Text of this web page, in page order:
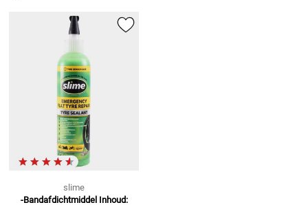
slime
-Bandafdichtmiddel Inhoud: